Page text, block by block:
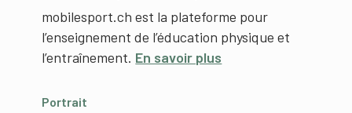
mobilesport.ch est la plateforme pour
l’enseignement de l’éducation physique et
l’entraînement. En savoir plus
Portrait